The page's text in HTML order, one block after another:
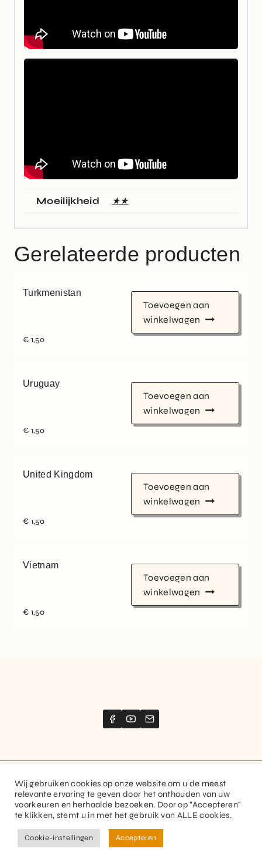
Moeilijkheid ★★
Gerelateerde producten
Turkmenistan
€ 1,50
Toevoegen aan
winkelwagen
Uruguay
€ 1,50
Toevoegen aan
winkelwagen
United Kingdom
€ 1,50
Toevoegen aan
winkelwagen
Vietnam
€ 1,50
Toevoegen aan
winkelwagen
Website created byStimize
© 2026 Guitaranthem. All rights reserved.
Privacy Policy Terms and Conditions
Wij gebruiken cookies op onze website om u de meest
relevante ervaring te geven door het onthouden van uw
voorkeuren en herhaalde bezoeken. Door op "Accepteren"
te klikken, stemt u in met het gebruik van ALLE cookies.
Cookie-instellingen Accepteren